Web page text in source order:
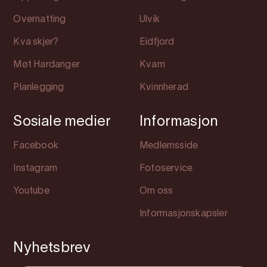
Overnatting
Kva skjer?
Møt Hardanger
Planlegging
Ulvik
Eidfjord
Kvam
Kvinnherad
Sosiale medier
Facebook
Instagram
Youtube
Informasjon
Medlemsside
Fotoservice
Om oss
Informasjonskapsler
Nyhetsbrev